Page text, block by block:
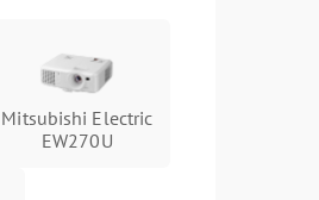
Mitsubishi Electric
EW270U